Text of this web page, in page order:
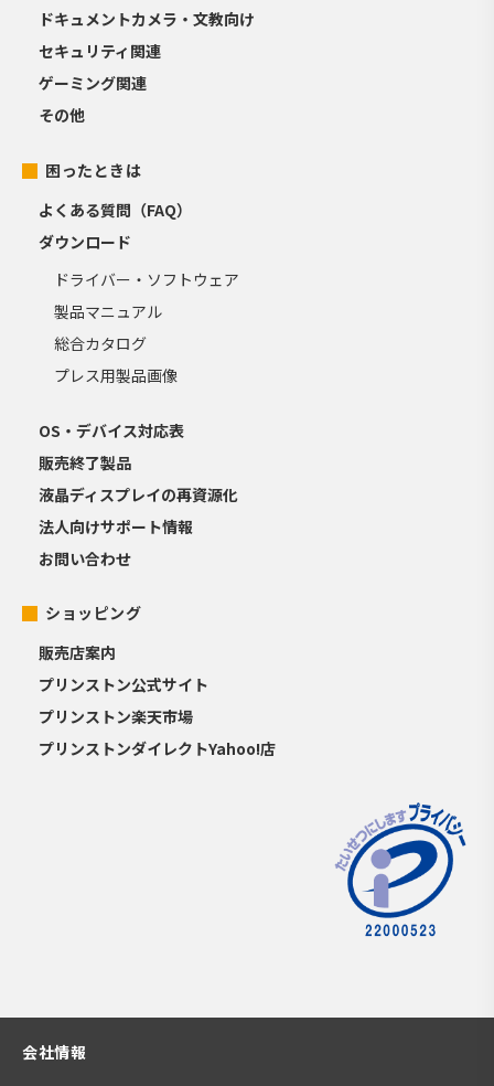
ドキュメントカメラ・文教向け
セキュリティ関連
ゲーミング関連
その他
困ったときは
よくある質問（FAQ）
ダウンロード
ドライバー・ソフトウェア
製品マニュアル
総合カタログ
プレス用製品画像
OS・デバイス対応表
販売終了製品
液晶ディスプレイの再資源化
法人向けサポート情報
お問い合わせ
ショッピング
販売店案内
プリンストン公式サイト
プリンストン楽天市場
プリンストンダイレクトYahoo!店
会社情報